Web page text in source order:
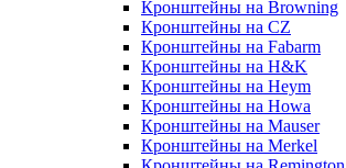
Кронштейны на Browning
Кронштейны на CZ
Кронштейны на Fabarm
Кронштейны на H&K
Кронштейны на Heym
Кронштейны на Howa
Кронштейны на Mauser
Кронштейны на Merkel